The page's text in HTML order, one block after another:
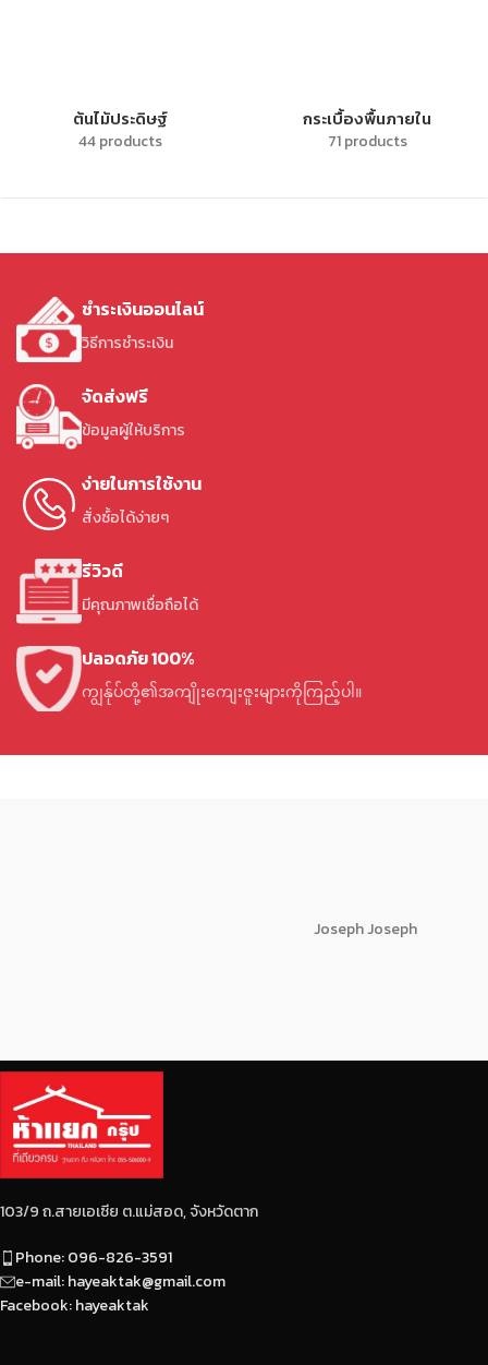
ต้นไม้ประดิษฐ์
44 products
กระเบื้องพื้นภายใน
71 products
ชำระเงินออนไลน์
วิธีการชำระเงิน
จัดส่งฟรี
ข้อมูลผู้ให้บริการ
ง่ายในการใช้งาน
สั่งซ์้อได้ง่ายๆ
รีวิวดี
มีคุณภาพเชื่อถือได้
ปลอดภัย 100%
ကျွန်ုပ်တို့၏အကျိုးကျေးဇူးများကိုကြည့်ပါ။
Joseph Joseph
103/9 ถ.สายเอเซีย ต.แม่สอด, จังหวัดตาก
Phone: 096-826-3591
e-mail: hayeaktak@gmail.com
Facebook: hayeaktak